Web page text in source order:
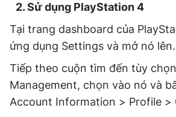
2.Sử dụng PlayStation 4
Tại trang dashboard của
ứng dụng Settings và mở nó lên.
Tiếp theo cuộn tìm đến tùy
Management, chọn vào nó và
Account Information > Profile >